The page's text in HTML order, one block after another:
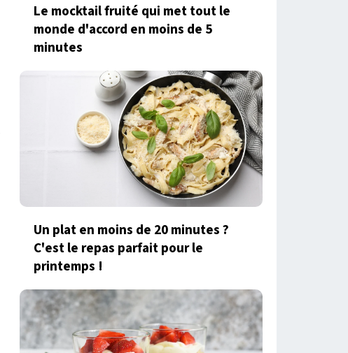
Le mocktail fruité qui met tout le
monde d'accord en moins de 5
minutes
Un plat en moins de 20 minutes ?
C'est le repas parfait pour le
printemps !